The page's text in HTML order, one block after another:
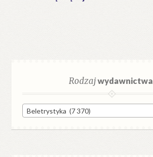
Rodzajwydawnictwa
Beletrystyka (7 370)